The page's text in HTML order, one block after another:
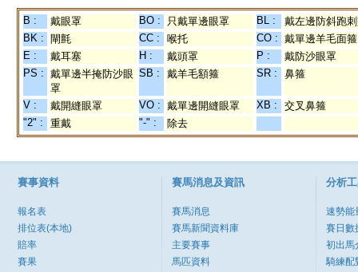
B : 戴眼罩 BO : 只戴單邊眼罩 BL :
戴左邊防斜跑
BK :
閘氈 CC : 喉托 CO : 戴單邊羊毛面箍
E :
戴耳塞 H : 戴頭罩 P :
戴防沙眼罩
PS : 戴單邊半掩防沙眼
罩
SB : 戴羊毛額箍 SR : 鼻箍
V : 戴開縫眼罩 VO : 戴單邊開縫眼罩 XB :
交叉鼻箍
"2" :
重戴 "-" : 除去
賽事資料
報名表
排位表(本地)
賠率
賽果
賽馬消息及資訊
賽馬消息
賽馬新聞資料庫
主要賽事
馬匹資料
分析
速勢能
賽日數
初出馬
騎練配